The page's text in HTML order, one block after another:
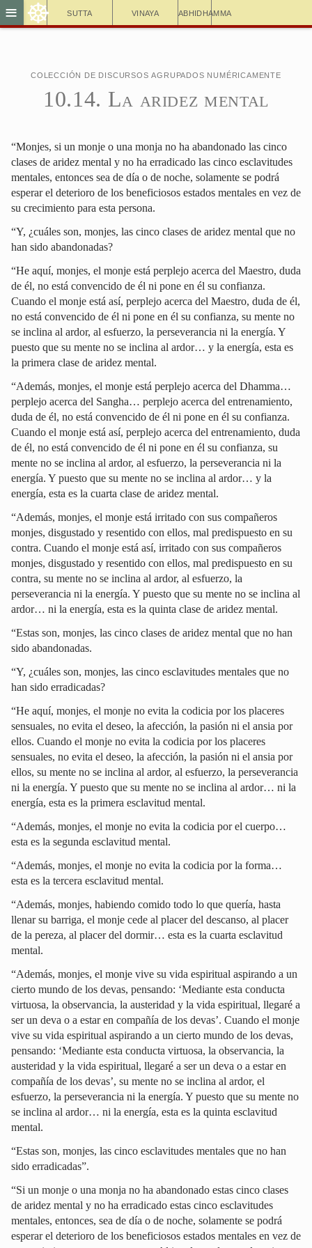
Sutta Vinaya Abhidhamma
≡ ☸
Colección de discursos agrupados numéricamente
10.14. La aridez mental
“Monjes, si un monje o una monja no ha abandonado las cinco
clases de aridez mental y no ha erradicado las cinco esclavitudes
mentales, entonces sea de día o de noche, solamente se podrá
esperar el deterioro de los beneficiosos estados mentales en vez de
su crecimiento para esta persona.
“Y, ¿cuáles son, monjes, las cinco clases de aridez mental que no
han sido abandonadas?
“He aquí, monjes, el monje está perplejo acerca del Maestro, duda
de él, no está convencido de él ni pone en él su confianza.
Cuando el monje está así, perplejo acerca del Maestro, duda de él,
no está convencido de él ni pone en él su confianza, su mente no
se inclina al ardor, al esfuerzo, la perseverancia ni la energía. Y
puesto que su mente no se inclina al ardor… y la energía, esta es
la primera clase de aridez mental.
“Además, monjes, el monje está perplejo acerca del Dhamma…
perplejo acerca del Sangha… perplejo acerca del entrenamiento,
duda de él, no está convencido de él ni pone en él su confianza.
Cuando el monje está así, perplejo acerca del entrenamiento, duda
de él, no está convencido de él ni pone en él su confianza, su
mente no se inclina al ardor, al esfuerzo, la perseverancia ni la
energía. Y puesto que su mente no se inclina al ardor… y la
energía, esta es la cuarta clase de aridez mental.
“Además, monjes, el monje está irritado con sus compañeros
monjes, disgustado y resentido con ellos, mal predispuesto en su
contra. Cuando el monje está así, irritado con sus compañeros
monjes, disgustado y resentido con ellos, mal predispuesto en su
contra, su mente no se inclina al ardor, al esfuerzo, la
perseverancia ni la energía. Y puesto que su mente no se inclina al
ardor… ni la energía, esta es la quinta clase de aridez mental.
“Estas son, monjes, las cinco clases de aridez mental que no han
sido abandonadas.
“Y, ¿cuáles son, monjes, las cinco esclavitudes mentales que no
han sido erradicadas?
“He aquí, monjes, el monje no evita la codicia por los placeres
sensuales, no evita el deseo, la afección, la pasión ni el ansia por
ellos. Cuando el monje no evita la codicia por los placeres
sensuales, no evita el deseo, la afección, la pasión ni el ansia por
ellos, su mente no se inclina al ardor, al esfuerzo, la perseverancia
ni la energía. Y puesto que su mente no se inclina al ardor… ni la
energía, esta es la primera esclavitud mental.
“Además, monjes, el monje no evita la codicia por el cuerpo…
esta es la segunda esclavitud mental.
“Además, monjes, el monje no evita la codicia por la forma…
esta es la tercera esclavitud mental.
“Además, monjes, habiendo comido todo lo que quería, hasta
llenar su barriga, el monje cede al placer del descanso, al placer
de la pereza, al placer del dormir… esta es la cuarta esclavitud
mental.
“Además, monjes, el monje vive su vida espiritual aspirando a un
cierto mundo de los devas, pensando: ‘Mediante esta conducta
virtuosa, la observancia, la austeridad y la vida espiritual, llegaré a
ser un deva o a estar en compañía de los devas’. Cuando el monje
vive su vida espiritual aspirando a un cierto mundo de los devas,
pensando: ‘Mediante esta conducta virtuosa, la observancia, la
austeridad y la vida espiritual, llegaré a ser un deva o a estar en
compañía de los devas’, su mente no se inclina al ardor, el
esfuerzo, la perseverancia ni la energía. Y puesto que su mente no
se inclina al ardor… ni la energía, esta es la quinta esclavitud
mental.
“Estas son, monjes, las cinco esclavitudes mentales que no han
sido erradicadas”.
“Si un monje o una monja no ha abandonado estas cinco clases
de aridez mental y no ha erradicado estas cinco esclavitudes
mentales, entonces, sea de día o de noche, solamente se podrá
esperar el deterioro de los beneficiosos estados mentales en vez de